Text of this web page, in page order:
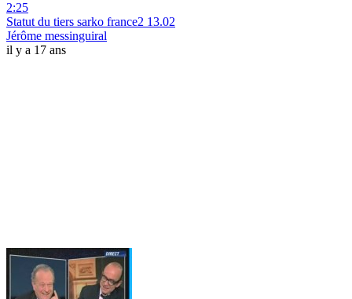
2:25
Statut du tiers sarko france2 13.02
Jérôme messinguiral
il y a 17 ans